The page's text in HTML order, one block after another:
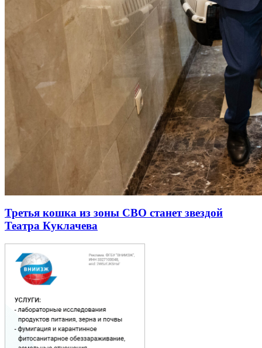
Третья кошка из зоны СВО станет звездой
Театра Куклачева